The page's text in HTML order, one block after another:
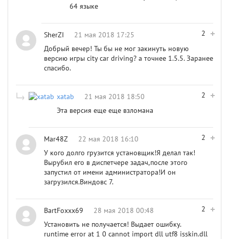
64 языке
2
SherZI
21 мая 2018 17:25
Добрый вечер! Ты бы не мог закинуть новую
версию игры city car driving? а точнее 1.5.5. Заранее
спасибо.
2
xatab
21 мая 2018 18:50
Эта версия еще еще взломана
2
Mar48Z
22 мая 2018 16:10
У кого долго грузится установщик!Я делал так!
Вырубил его в диспетчере задач,после этого
запустил от имени администратора!И он
загрузился.Виндовс 7.
2
BartFoxxx69
28 мая 2018 00:48
Установить не получается! Выдает ошибку.
runtime error at 1 0 cannot import dll utf8 isskin.dll